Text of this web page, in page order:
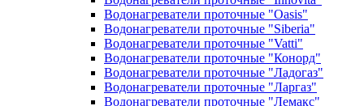
Водонагреватели проточные "Oasis"
Водонагреватели проточные "Siberia"
Водонагреватели проточные "Vatti"
Водонагреватели проточные "Конорд"
Водонагреватели проточные "Ладогаз"
Водонагреватели проточные "Ларгаз"
Водонагреватели проточные "Лемакс"